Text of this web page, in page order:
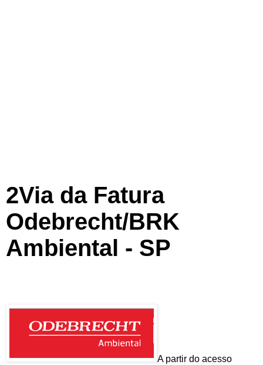
2Via da Fatura
Odebrecht/BRK
Ambiental - SP
A partir do acesso